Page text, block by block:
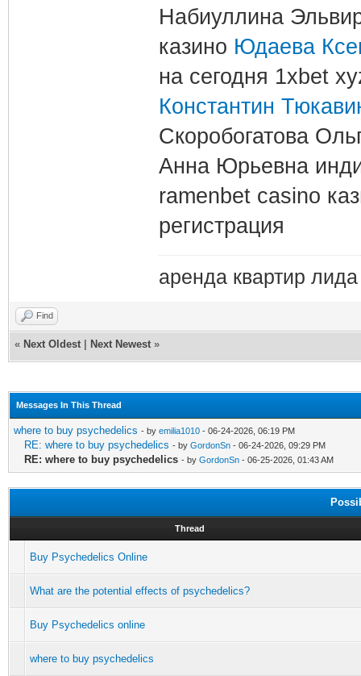
Набиуллина
казино Юдаева
на сегодня 1xbet
Константин
Скоробогатова
Анна Юрьевна
ramenbet casino
регистрация
аренда квартир лида
Find
« Next Oldest Next Newest »
Messages In This Thread
where to buy psychedelics - by emilia1010 - 06-24-2026, 06:19 PM
RE: where to buy psychedelics - by GordonSn - 06-24-2026, 09:29 PM
RE: where to buy psychedelics - by GordonSn - 06-25-2026, 01:43 AM
Thread
Buy Psychedelics Online
What are the potential effects of psychedelics?
Buy Psychedelics online
where to buy psychedelics